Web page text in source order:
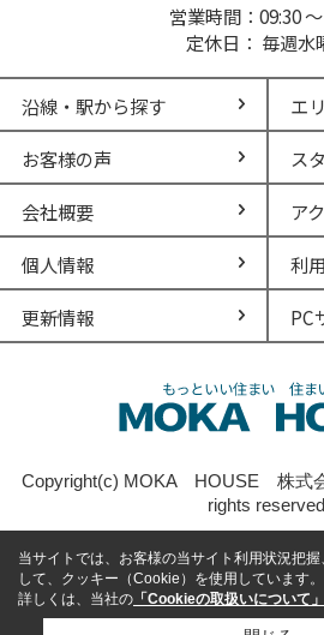
営業時間：09:30
定休日： 毎週水
沿線・駅から探す エ
お客様の声 ス
会社概要 ア
個人情報 利
更新情報 PC
Copyright(c) MOKA HOUSE 株式
rights
当サイトでは、お客様の当サイト利用状況把
して、クッキー（Cookie）を使用しています。
詳しくは、当社の 「Cookieの取扱いについて」